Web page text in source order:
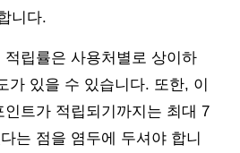
니다.
립률은 사용처별로 상이하
가 있을 수 있습니다. 또한, 이
트가 적립되기까지는 최대 7
는 점을 염두에 두셔야 합니